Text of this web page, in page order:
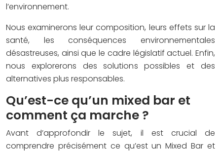
l’environnement.
Nous examinerons leur composition, leurs effets sur la
santé, les conséquences environnementales
désastreuses, ainsi que le cadre législatif actuel. Enfin,
nous explorerons des solutions possibles et des
alternatives plus responsables.
Qu’est-ce qu’un mixed bar et
comment ça marche ?
Avant d’approfondir le sujet, il est crucial de
comprendre précisément ce qu’est un Mixed Bar et